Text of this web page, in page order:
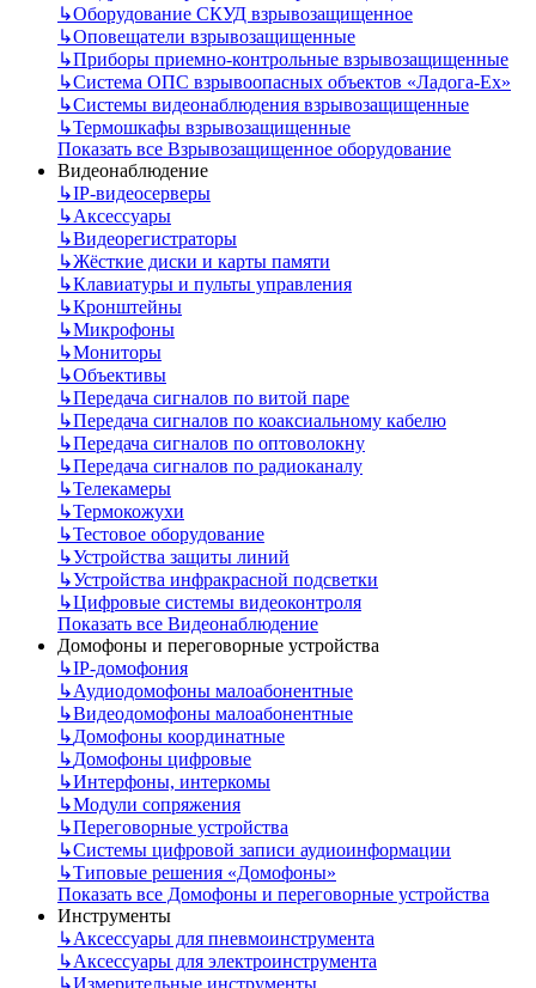
↳Оборудование СКУД взрывозащищенное
↳Оповещатели взрывозащищенные
↳Приборы приемно-контрольные взрывозащищенные
↳Система ОПС взрывоопасных объектов «Ладога-Ex»
↳Системы видеонаблюдения взрывозащищенные
↳Термошкафы взрывозащищенные
Показать все Взрывозащищенное оборудование
Видеонаблюдение
↳IP-видеосерверы
↳Аксессуары
↳Видеорегистраторы
↳Жёсткие диски и карты памяти
↳Клавиатуры и пульты управления
↳Кронштейны
↳Микрофоны
↳Мониторы
↳Объективы
↳Передача сигналов по витой паре
↳Передача сигналов по коаксиальному кабелю
↳Передача сигналов по оптоволокну
↳Передача сигналов по радиоканалу
↳Телекамеры
↳Термокожухи
↳Тестовое оборудование
↳Устройства защиты линий
↳Устройства инфракрасной подсветки
↳Цифровые системы видеоконтроля
Показать все Видеонаблюдение
Домофоны и переговорные устройства
↳IP-домофония
↳Аудиодомофоны малоабонентные
↳Видеодомофоны малоабонентные
↳Домофоны координатные
↳Домофоны цифровые
↳Интерфоны, интеркомы
↳Модули сопряжения
↳Переговорные устройства
↳Системы цифровой записи аудиоинформации
↳Типовые решения «Домофоны»
Показать все Домофоны и переговорные устройства
Инструменты
↳Аксессуары для пневмоинструмента
↳Аксессуары для электроинструмента
↳Измерительные инструменты